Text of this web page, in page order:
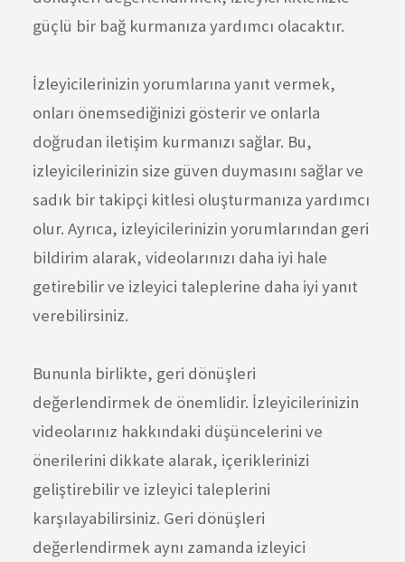
güçlü bir bağ kurmanıza yardımcı olacaktır.
İzleyicilerinizin yorumlarına yanıt vermek,
onları önemsediğinizi gösterir ve onlarla
doğrudan iletişim kurmanızı sağlar. Bu,
izleyicilerinizin size güven duymasını sağlar ve
sadık bir takipçi kitlesi oluşturmanıza yardımcı
olur. Ayrıca, izleyicilerinizin yorumlarından geri
bildirim alarak, videolarınızı daha iyi hale
getirebilir ve izleyici taleplerine daha iyi yanıt
verebilirsiniz.
Bununla birlikte, geri dönüşleri
değerlendirmek de önemlidir. İzleyicilerinizin
videolarınız hakkındaki düşüncelerini ve
önerilerini dikkate alarak, içeriklerinizi
geliştirebilir ve izleyici taleplerini
karşılayabilirsiniz. Geri dönüşleri
değerlendirmek aynı zamanda izleyici